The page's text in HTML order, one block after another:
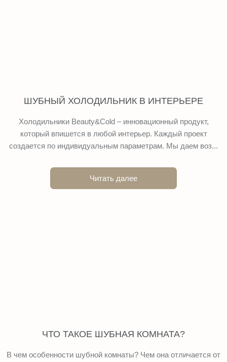
ШУБНЫЙ ХОЛОДИЛЬНИК В ИНТЕРЬЕРЕ
Холодильники Beauty&Cold – инновационный продукт,
который впишется в любой интерьер. Каждый проект
создается по индивидуальным параметрам. Мы даем воз...
Читать далее
ЧТО ТАКОЕ ШУБНАЯ КОМНАТА?
В чем особенности шубной комнаты? Чем она отличается от